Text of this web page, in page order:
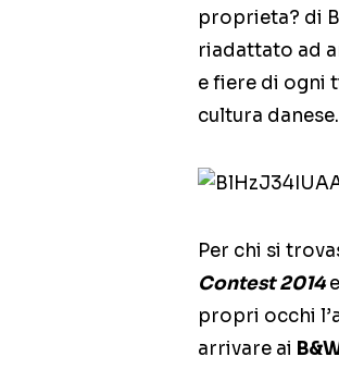
proprieta? di
riadattato ad
e fiere di ogni
cultura danese.
Per chi si
Contest 2014
propri occhi
arrivare ai